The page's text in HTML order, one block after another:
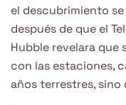
el descubrimiento
después de que el
Hubble revelara que
con las estaciones,
años terrestres, sino